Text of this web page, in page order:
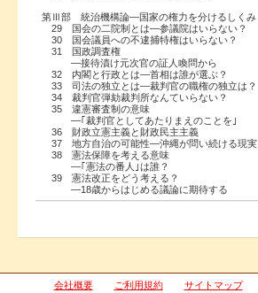
第Ⅲ部 統治機構論―国家の権力を分けるしくみ
29 国会の二院制とは―参議院はいらない？
30 国会議員への不逮捕特権はいらない？
31 国政調査権
―接待漬け元次官の証人喚問から
32 内閣と行政とは―首相は誰が選ぶ？
33 司法の独立とは―裁判官の職権の独立は？
34 裁判官弾劾裁判所なんていらない？
35 違憲審査制の意味
―｢裁判官としてあたりまえのことを｣
36 財政立憲主義と財政民主主義
37 地方自治の可能性―沖縄が問い続ける現実
38 憲法保障を考える意味
―｢憲法の番人｣は誰？
39 憲法改正をどう考える？
―18歳からはじめる議論に期待する
会社概要 ご利用規約 サイトマップ